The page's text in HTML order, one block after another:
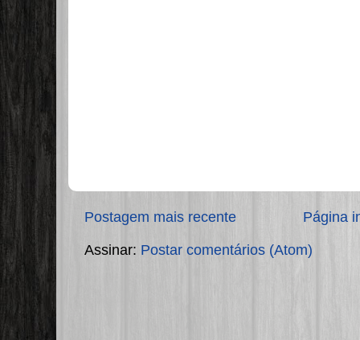
Postagem mais recente Página
Assinar: Postar comentários (Atom)